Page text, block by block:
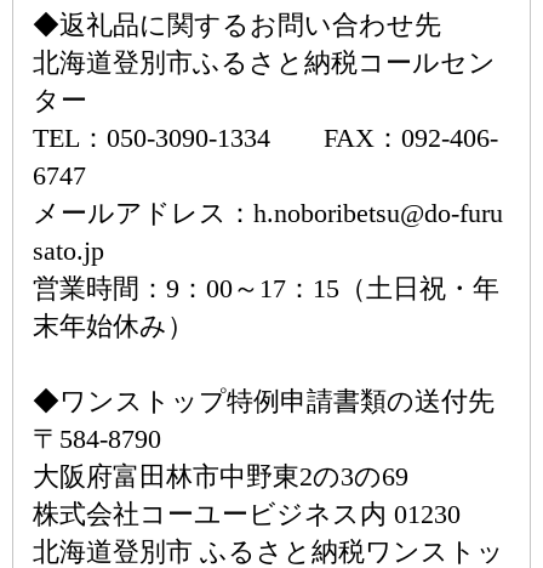
◆返礼品に関するお問い合わせ先
北海道登別市ふるさと納税コールセン
ター
TEL：050-3090-1334 FAX：092-406-
6747
メールアドレス：h.noboribetsu@do-furu
sato.jp
営業時間：9：00～17：15（土日祝・年
末年始休み）
◆ワンストップ特例申請書類の送付先
〒584-8790
大阪府富田林市中野東2の3の69
株式会社コーユービジネス内 01230
北海道登別市 ふるさと納税ワンストッ